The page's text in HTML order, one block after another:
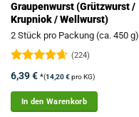
Graupenwurst (Grützwurst /
Krupniok / Wellwurst)
2 Stück pro Packung (ca. 450 g)
Bewertet
mit 4.63
von 5
(224)
6,39€ *(14,20€pro KG)
In den Warenkorb